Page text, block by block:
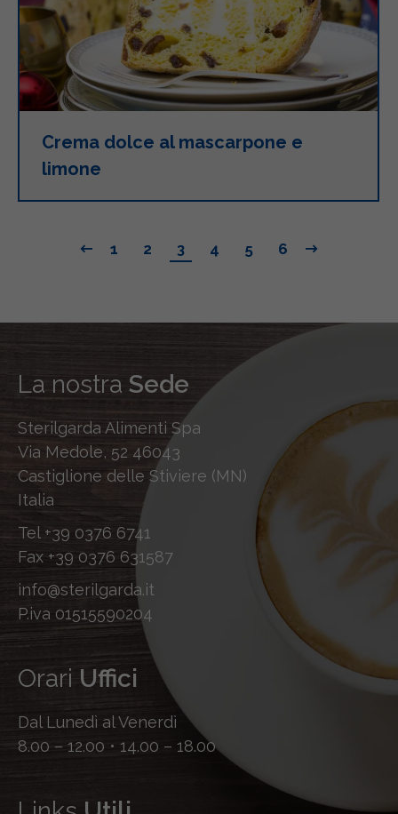
Crema dolce al mascarpone e
limone
1 2 3 4 5 6
La nostra Sede
Sterilgarda Alimenti Spa
Via Medole, 52 46043
Castiglione delle Stiviere (MN)
Italia
Tel +39 0376 6741
Fax +39 0376 631587
info@sterilgarda.it
P.iva 01515590204
Orari Uffici
Dal Lunedì al Venerdì
8.00 – 12.00 • 14.00 – 18.00